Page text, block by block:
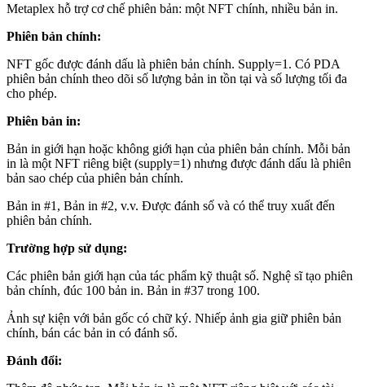
Metaplex hỗ trợ cơ chế phiên bản: một NFT chính, nhiều bản in.
Phiên bản chính:
NFT gốc được đánh dấu là phiên bản chính. Supply=1. Có PDA
phiên bản chính theo dõi số lượng bản in tồn tại và số lượng tối đa
cho phép.
Phiên bản in:
Bản in giới hạn hoặc không giới hạn của phiên bản chính. Mỗi bản
in là một NFT riêng biệt (supply=1) nhưng được đánh dấu là phiên
bản sao chép của phiên bản chính.
Bản in #1, Bản in #2, v.v. Được đánh số và có thể truy xuất đến
phiên bản chính.
Trường hợp sử dụng:
Các phiên bản giới hạn của tác phẩm kỹ thuật số. Nghệ sĩ tạo phiên
bản chính, đúc 100 bản in. Bản in #37 trong 100.
Ảnh sự kiện với bản gốc có chữ ký. Nhiếp ảnh gia giữ phiên bản
chính, bán các bản in có đánh số.
Đánh đổi: